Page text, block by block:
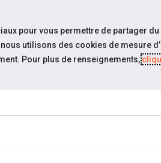
QUI
pour vous permettre de partager
utilisons des cookies de mesure
Pour plus de renseignements,